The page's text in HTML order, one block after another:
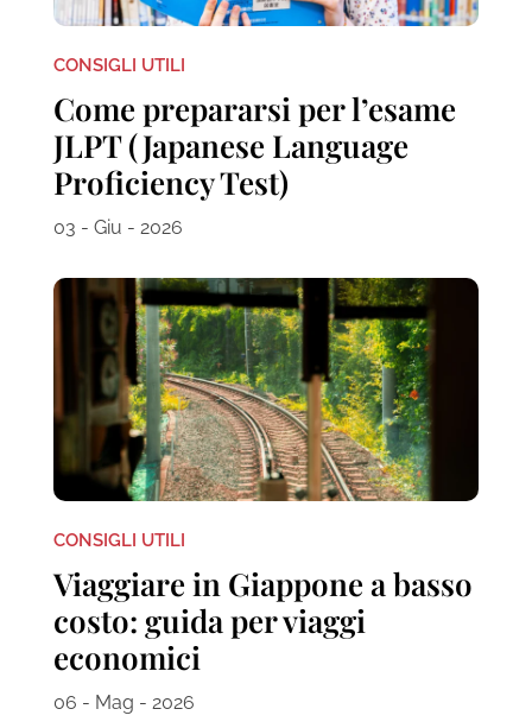
CONSIGLI UTILI
Come prepararsi per l’esame
JLPT (Japanese Language
Proficiency Test)
03 - Giu - 2026
CONSIGLI UTILI
Viaggiare in Giappone a basso
costo: guida per viaggi
economici
06 - Mag - 2026